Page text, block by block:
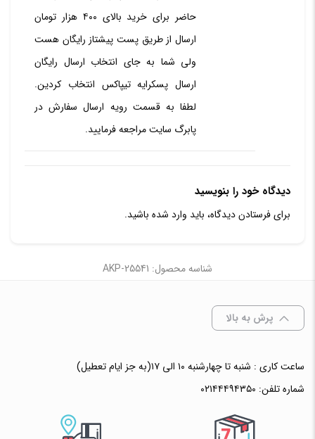
حاضر برای خرید بالای ۴۰۰ هزار تومان
ارسال از طریق پست پیشتاز رایگان هست
ولی شما به جای انتخاب ارسال رایگان
ارسال پسکرایه تیپاکس انتخاب کردین.
لطفا به قسمت رویه ارسال سفارش در
پابرگ سایت مراجعه فرمایید.
دیدگاه خود را بنویسید
برای فرستادن دیدگاه، باید وارد شده باشید.
شناسه محصول: AKP-25541
پرش به بالا
ساعت کاری : شنبه تا چهارشنبه ۱۰ الی ۱۷(به جز ایام تعطیل)
شماره تلفن: ۰۲۱۴۴۴۹۴۳۵۰